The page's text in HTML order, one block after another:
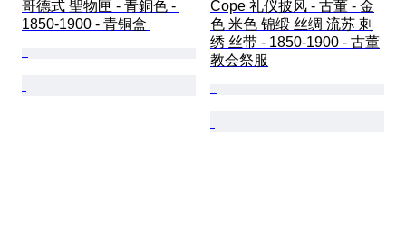
哥德式 聖物匣 - 青銅色 -
1850-1900 - 青铜盒
Cope 礼仪披风 - 古董 - 金
色 米色 锦缎 丝绸 流苏 刺
绣 丝带 - 1850-1900 - 古董
教会祭服